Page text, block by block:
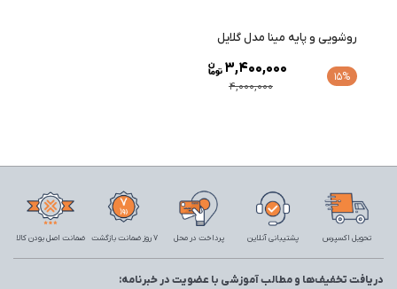
روشویی و پایه مینا مدل گلایل
15%
4,000,000
3,400,000
تحویل اکسپرس پشتیبانی آنلاین پرداخت در محل 7 روز ضمانت بازگشت ضمانت اصل بودن کالا
دریافت تخفیف‌ها و مطالب آموزشی با عضویت در خبرنامه: